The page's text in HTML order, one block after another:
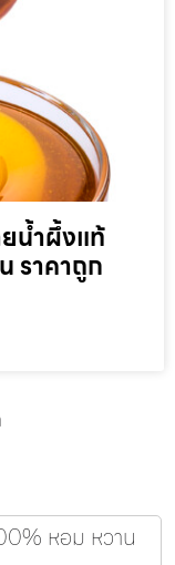
น้ำผึ้งแท้
ราคาถูก
หอม หวาน